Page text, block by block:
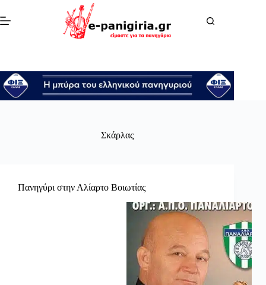
στο
περιεχόμενο
Σκάρλας
Πανηγύρι στην Αλίαρτο Βοιωτίας